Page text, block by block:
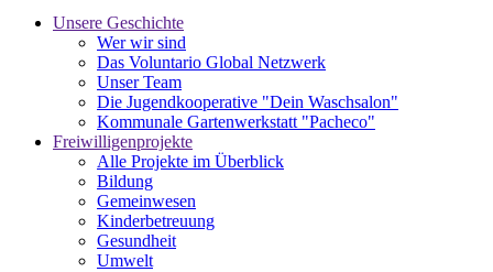
Unsere Geschichte
Wer wir sind
Das Voluntario Global Netzwerk
Unser Team
Die Jugendkooperative "Dein Waschsalon"
Kommunale Gartenwerkstatt "Pacheco"
Freiwilligenprojekte
Alle Projekte im Überblick
Bildung
Gemeinwesen
Kinderbetreuung
Gesundheit
Umwelt